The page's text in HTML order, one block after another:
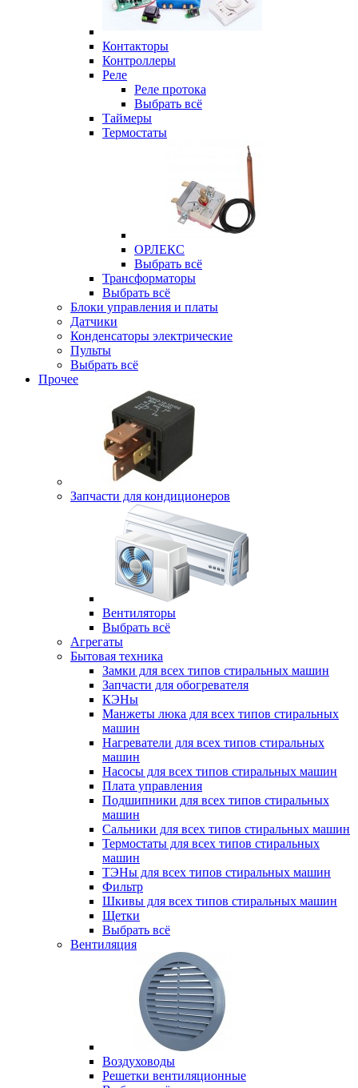
Контакторы
Контроллеры
Реле
Реле протока
Выбрать всё
Таймеры
Термостаты
ОРЛЕКС
Выбрать всё
Трансформаторы
Выбрать всё
Блоки управления и платы
Датчики
Конденсаторы электрические
Пульты
Выбрать всё
Прочее
Запчасти для кондиционеров
Вентиляторы
Выбрать всё
Агрегаты
Бытовая техника
Замки для всех типов стиральных машин
Запчасти для обогревателя
КЭНы
Манжеты люка для всех типов стиральных
машин
Нагреватели для всех типов стиральных
машин
Насосы для всех типов стиральных машин
Плата управления
Подшипники для всех типов стиральных
машин
Сальники для всех типов стиральных машин
Термостаты для всех типов стиральных
машин
ТЭНы для всех типов стиральных машин
Фильтр
Шкивы для всех типов стиральных машин
Щетки
Выбрать всё
Вентиляция
Воздуховоды
Решетки вентиляционные